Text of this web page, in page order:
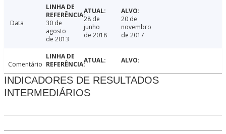
Data
30 de
agosto
de 2013
28 de
junho
de 2018
20 de
novembro
de 2017
Comentário
INDICADORES DE RESULTADOS
INTERMEDIÁRIOS